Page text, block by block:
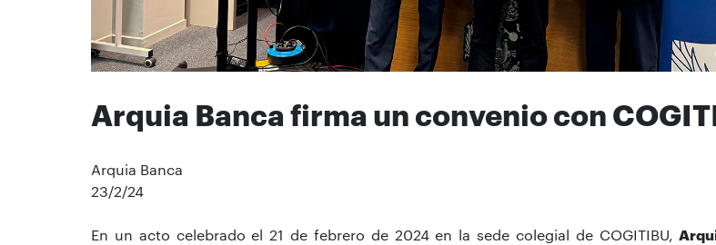
Arquia Banca firma un convenio con
Arquia Banca
23/2/24
En un acto celebrado el 21 de febrero de 2024 en la sede colegial de COGITIBU,